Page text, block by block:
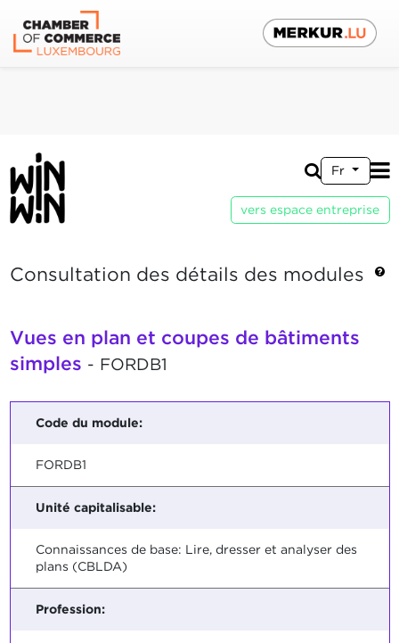
Fr
vers espace entreprise
Consultation des détails des modules
Vues en plan et coupes de bâtiments
simples - FORDB1
Code du module:
FORDB1
Unité capitalisable:
Connaissances de base: Lire, dresser et analyser des
plans (CBLDA)
Profession: